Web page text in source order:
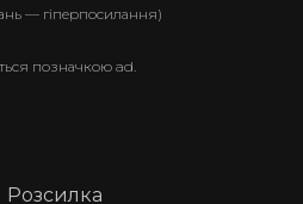
— гіперпосилання)
позначкою ad.
Розсилка